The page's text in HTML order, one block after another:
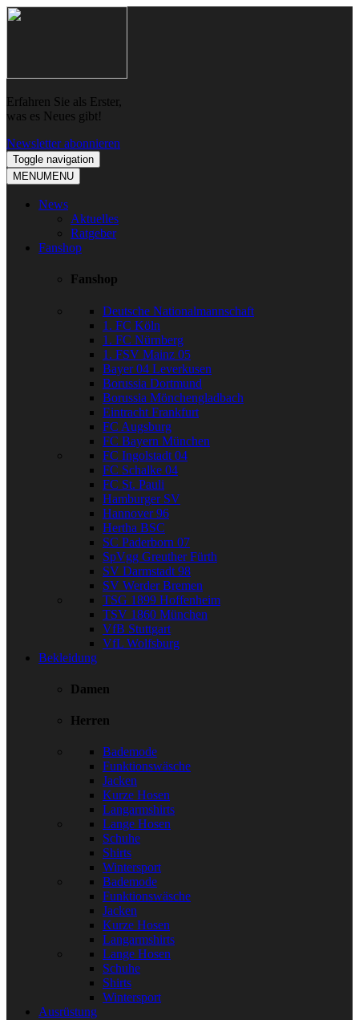
Skip
Skip
Erfahren Sie als Erster,
was es Neues gibt!
Newsletter abonnieren
Toggle navigation
MENUMENU
News
Aktuelles
Ratgeber
Fanshop
Fanshop
Deutsche Nationalmannschaft
1. FC Köln
1. FC Nürnberg
1. FSV Mainz 05
Bayer 04 Leverkusen
Borussia Dortmund
Borussia Mönchengladbach
Eintracht Frankfurt
FC Augsburg
FC Bayern München
FC Ingolstadt 04
FC Schalke 04
FC St. Pauli
Hamburger SV
Hannover 96
Hertha BSC
SC Paderborn 07
SpVgg Greuther Fürth
SV Darmstadt 98
SV Werder Bremen
TSG 1899 Hoffenheim
TSV 1860 München
VfB Stuttgart
VfL Wolfsburg
Bekleidung
Damen
Herren
Bademode
Funktionswäsche
Jacken
Kurze Hosen
Langarmshirts
Lange Hosen
Schuhe
Shirts
Wintersport
Bademode
Funktionswäsche
Jacken
Kurze Hosen
Langarmshirts
Lange Hosen
Schuhe
Shirts
Wintersport
Ausrüstung